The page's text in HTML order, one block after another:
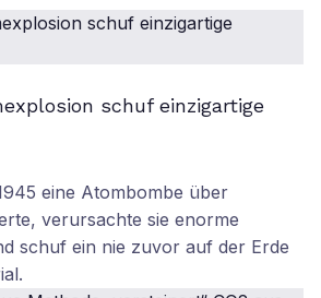
schuf einzigartige
eine Atombombe über
verursachte sie enorme
schuf ein nie zuvor auf der Erde